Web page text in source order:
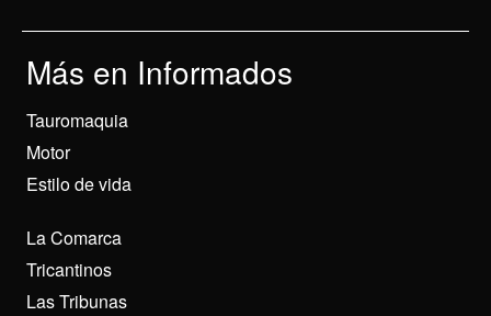
Más en Informados
Tauromaquia
Motor
Estilo de vida
La Comarca
Tricantinos
Las Tribunas